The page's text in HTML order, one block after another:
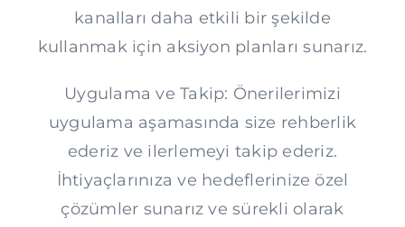
kanalları daha etkili bir şekilde
kullanmak için aksiyon planları sunarız.
Uygulama ve Takip: Önerilerimizi
uygulama aşamasında size rehberlik
ederiz ve ilerlemeyi takip ederiz.
İhtiyaçlarınıza ve hedeflerinize özel
çözümler sunarız ve sürekli olarak